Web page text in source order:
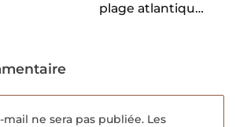
plage atlantique,
mail ne sera pas publiée. Les